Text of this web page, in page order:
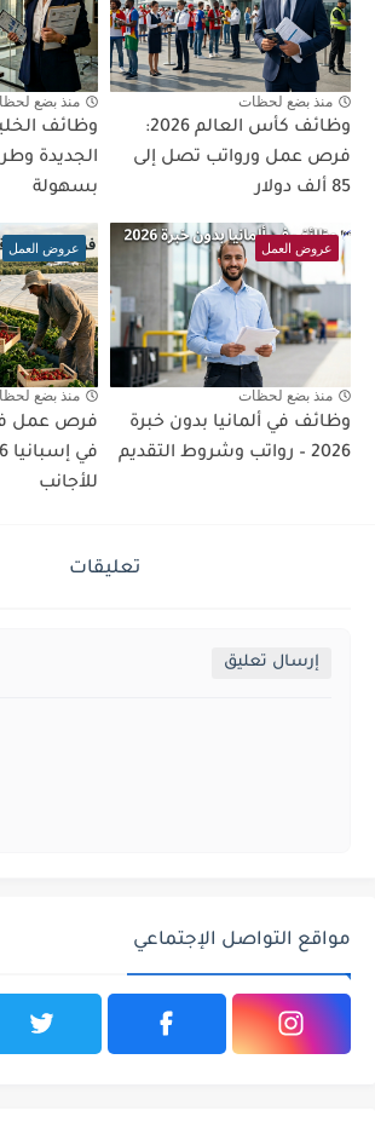
منذ بضع لحظات
وظائف كأس العالم 2026:
فرص عمل ورواتب تصل إلى
85 ألف دولار
منذ بضع
الجديدة
بسهولة
عروض العمل
منذ بضع لحظات
وظائف في ألمانيا بدون خبرة
2026 – رواتب وشروط التقديم
عروض العمل
منذ بضع
فرص عمل
للأجانب
تعليقات
إرسال تعليق
مواقع التواصل الإجتماعي